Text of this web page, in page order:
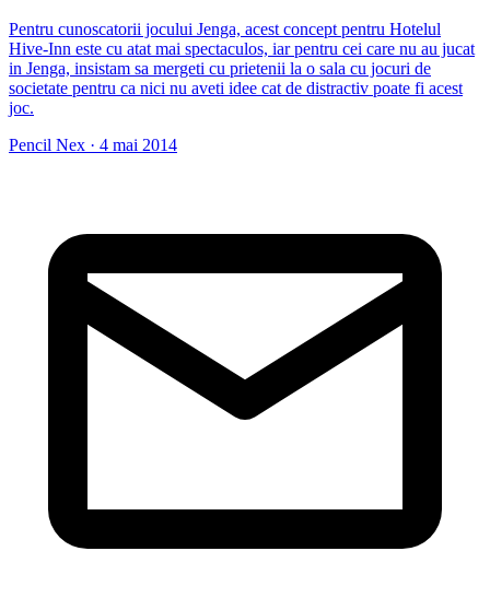
Pentru cunoscatorii jocului Jenga, acest concept pentru Hotelul
Hive-Inn este cu atat mai spectaculos, iar pentru cei care nu au jucat
in Jenga, insistam sa mergeti cu prietenii la o sala cu jocuri de
societate pentru ca nici nu aveti idee cat de distractiv poate fi acest
joc.
Pencil Nex · 4 mai 2014